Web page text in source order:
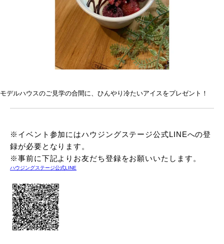
モデルハウスのご見学の合間に、ひんやり冷たいアイスをプレゼント！
※イベント参加にはハウジングステージ公式LINEへの登
録が必要となります。
※事前に下記よりお友だち登録をお願いいたします。
ハウジングステージ公式LINE